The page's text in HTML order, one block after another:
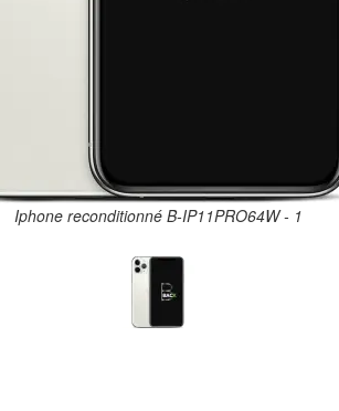
Iphone reconditionné B-IP11PRO64W - 1